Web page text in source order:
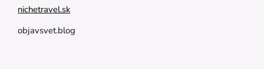
nichetravel.sk
objavsvet.blog